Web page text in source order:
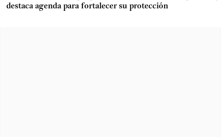
destaca agenda para fortalecer su protección